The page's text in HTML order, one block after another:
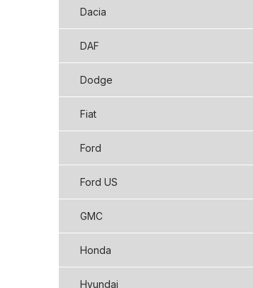
Dacia
DAF
Dodge
Fiat
Ford
Ford US
GMC
Honda
Hyundai